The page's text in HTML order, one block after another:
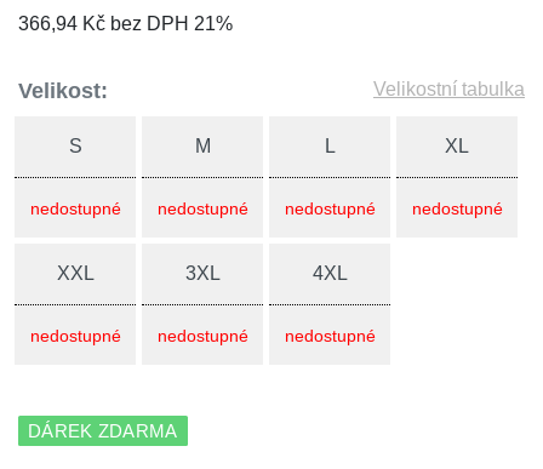
366,94 Kč bez DPH 21%
Velikost: Velikostní tabulka
S
nedostupné
M
nedostupné
L
nedostupné
XL
nedostupné
XXL
nedostupné
3XL
nedostupné
4XL
nedostupné
DÁREK ZDARMA